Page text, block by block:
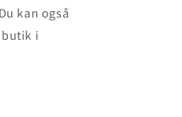
kan også
i